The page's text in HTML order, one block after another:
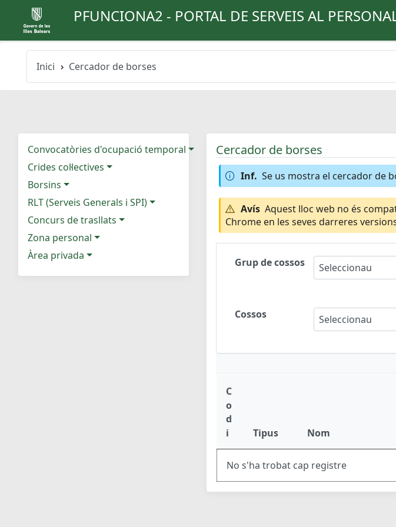
PFUNCIONA2 - PORTAL DE SERVEIS AL
Inici Cercador de borses
Convocatòries d'ocupació temporal
Crides col·lectives
Borsins
RLT (Serveis Generals i SPI)
Concurs de trasllats
Zona personal
Àrea privada
Cercador de borses
Inf. Se us mostra el cercador de
Avís Aquest lloc web no és
Chrome en les seves darreres
Grup de cossos Seleccionau
Cossos Seleccionau
C
o
d
i
Tipus Nom
No s'ha trobat cap registre